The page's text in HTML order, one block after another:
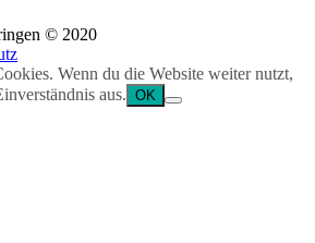
© 2020
Wenn du die Website weiter nutzt,
aus. OK